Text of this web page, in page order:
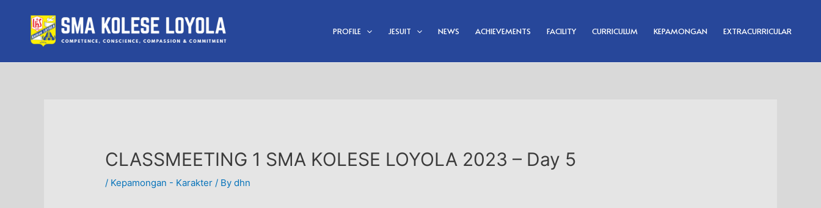
content
PROFILE JESUIT NEWS ACHIEVEMENTS FACILITY CURRICULUM KEPAMONGAN EXTRACURRICULAR
CLASSMEETING 1 SMA KOLESE LOYOLA 2023 – Day 5
/ Kepamongan - Karakter / Bydhn